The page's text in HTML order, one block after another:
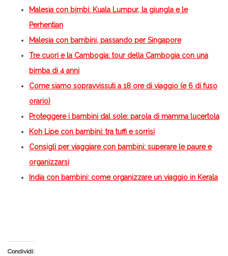
Malesia con bimbi: Kuala Lumpur, la giungla e le
Perhentian
Malesia con bambini, passando per Singapore
Tre cuori e la Cambogia: tour della Cambogia con una
bimba di 4 anni
Come siamo sopravvissuti a 18 ore di viaggio (e 6 di fuso
orario)
Proteggere i bambini dal sole: parola di mamma lucertola
Koh Lipe con bambini: tra tuffi e sorrisi
Consigli per viaggiare con bambini: superare le paure e
organizzarsi
India con bambini: come organizzare un viaggio in Kerala
Condividi: